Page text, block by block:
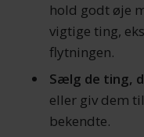
hold godt øje
vigtige ting,
flytningen.
Sælg de ting,
eller giv dem
bekendte.